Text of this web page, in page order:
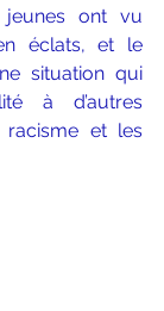
jeunes ont vu
éclats, et le
situation qui
à d’autres
racisme et les